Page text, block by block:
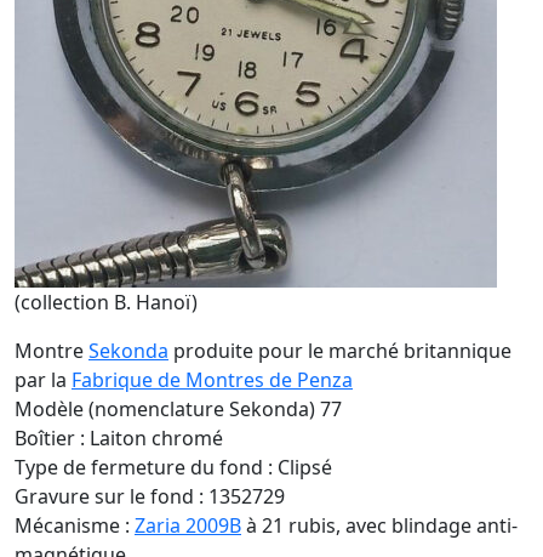
(collection B. Hanoï)
MontreSekonda produite pour le marché britannique
par la Fabrique de Montres de Penza
Modèle (nomenclature Sekonda) 77
Boîtier : Laiton chromé
Type de fermeture du fond : Clipsé
Gravure sur le fond : 1352729
Mécanisme : Zaria 2009Bà 21 rubis, avec blindage anti-